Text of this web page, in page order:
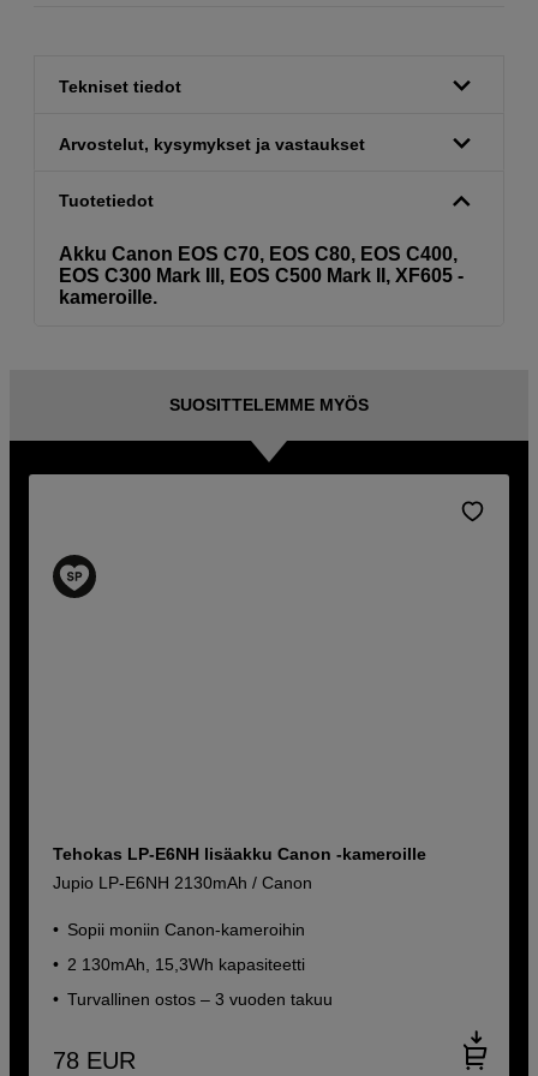
Tekniset tiedot
Arvostelut, kysymykset ja vastaukset
Tuotetiedot
Akku Canon EOS C70, EOS C80, EOS C400,
EOS C300 Mark III, EOS C500 Mark II, XF605 -
kameroille.
SUOSITTELEMME MYÖS
Tehokas LP-E6NH lisäakku Canon -kameroille
Jupio LP-E6NH 2130mAh / Canon
Sopii moniin Canon-kameroihin
2 130mAh, 15,3Wh kapasiteetti
Turvallinen ostos – 3 vuoden takuu
78 EUR